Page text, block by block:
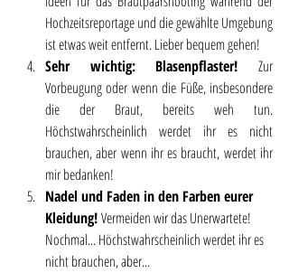
Hochzeitsreportage und die gewählte Umgebung
ist etwas weit entfernt. Lieber bequem gehen!
Sehr wichtig: Blasenpflaster! Zur
Vorbeugung oder wenn die Füße, insbesondere
die der Braut, bereits weh tun.
Höchstwahrscheinlich werdet ihr es nicht
brauchen, aber wenn ihr es braucht, werdet ihr
mir bedanken!
Nadel und Faden in den Farben eurer
Kleidung! Vermeiden wir das Unerwartete!
Nochmal... Höchstwahrscheinlich werdet ihr es
nicht brauchen, aber...